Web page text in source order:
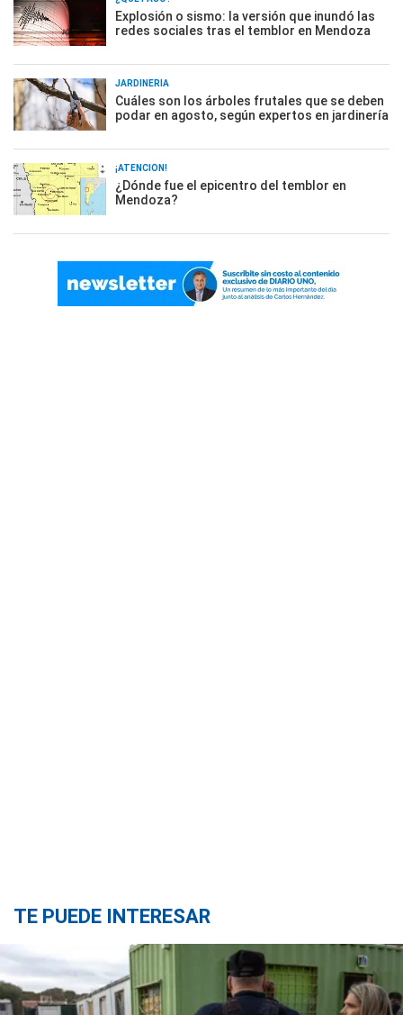
Explosión o sismo: la versión que inundó las
redes sociales tras el temblor en Mendoza
JARDINERÍA
Cuáles son los árboles frutales que se deben
podar en agosto, según expertos en jardinería
¡ATENCIÓN!
¿Dónde fue el epicentro del temblor en
Mendoza?
TE PUEDE INTERESAR